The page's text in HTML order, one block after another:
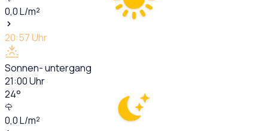
0,0L/m²
20:57Uhr
Sonnen- untergang
21:00Uhr
24°
0,0L/m²